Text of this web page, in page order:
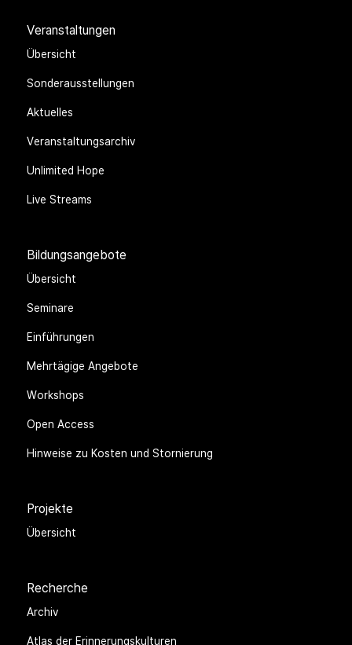
Veranstaltungen
Übersicht
Sonderausstellungen
Aktuelles
Veranstaltungsarchiv
Unlimited Hope
Live Streams
Bildungsangebote
Übersicht
Seminare
Einführungen
Mehrtägige Angebote
Workshops
Open Access
Hinweise zu Kosten und Stornierung
Projekte
Übersicht
Recherche
Archiv
Atlas der Erinnerungskulturen